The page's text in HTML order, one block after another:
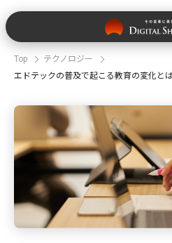
Top
テクノロジー
エドテックの普及で起こる教育の変化と